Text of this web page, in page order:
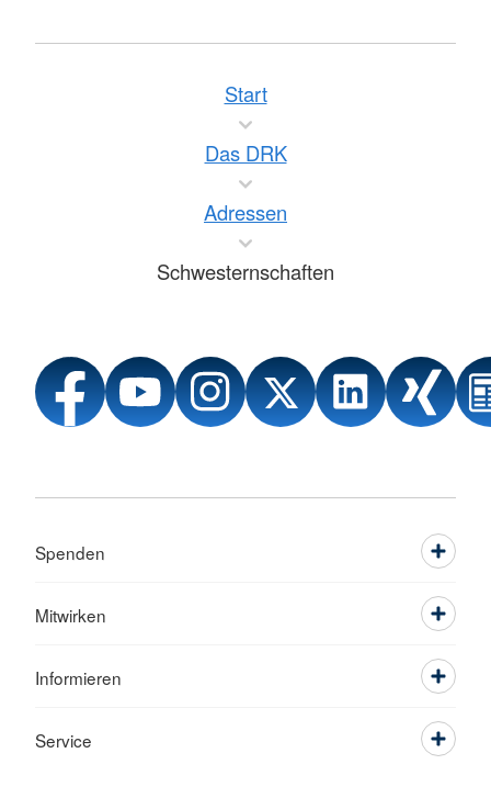
Start
Das DRK
Adressen
Schwesternschaften
Spenden
Mitwirken
Informieren
Service